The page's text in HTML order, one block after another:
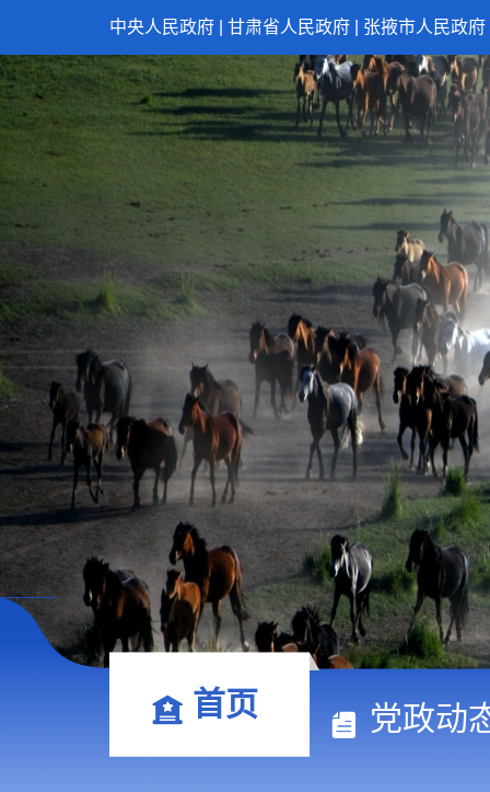
中央人民政府 甘肃省人民政府 张掖市人民政府
首页 党政动